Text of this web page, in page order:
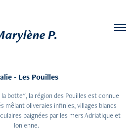
P.
- Les Pouilles
botte", la région des Pouilles est connue
mêlant oliveraies infinies, villages blancs
baignées par les mers Adriatique et
Ionienne.